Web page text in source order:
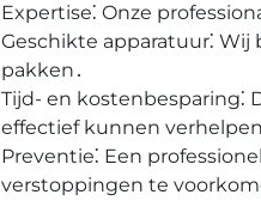
Expertise⁚ Onze
Geschikte apparatuur⁚
pakken․
Tijd- en kostenbesparing⁚
effectief kunnen
Preventie⁚ Een
verstoppingen te